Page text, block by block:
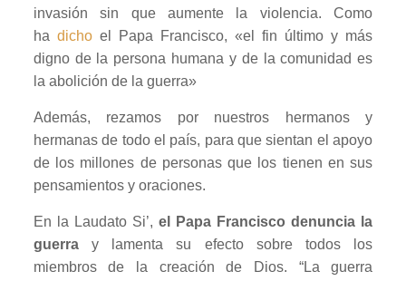
invasión sin que aumente la violencia. Como
ha dichoel Papa Francisco, «el fin último y más
digno de la persona humana y de la comunidad es
la abolición de la guerra»
Además, rezamos por nuestros hermanos y
hermanas de todo el país, para que sientan el apoyo
de los millones de personas que los tienen en sus
pensamientos y oraciones.
En la Laudato Si’, el Papa Francisco denuncia la
guerray lamenta su efecto sobre todos los
miembros de la creación de Dios. “La guerra